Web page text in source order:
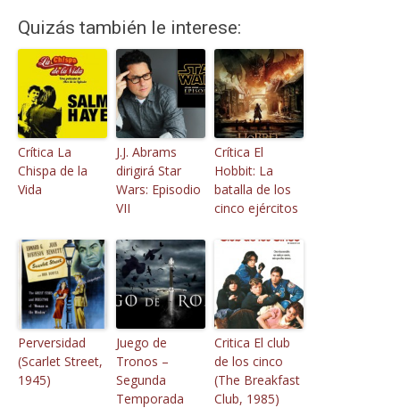
Quizás también le interese:
Crítica La
Chispa de la
Vida
J.J. Abrams
dirigirá Star
Wars: Episodio
VII
Crítica El
Hobbit: La
batalla de los
cinco ejércitos
Perversidad
(Scarlet Street,
1945)
Juego de
Tronos –
Segunda
Temporada
Critica El club
de los cinco
(The Breakfast
Club, 1985)